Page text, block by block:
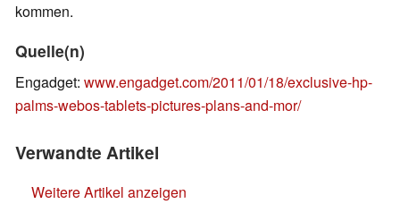
kommen.
Quelle(n)
Engadget: www.engadget.com/2011/01/18/exclusive-hp-
palms-webos-tablets-pictures-plans-and-mor/
Verwandte Artikel
Weitere Artikel anzeigen